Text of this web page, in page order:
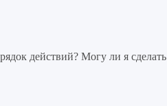
действий? Могу ли я сделать